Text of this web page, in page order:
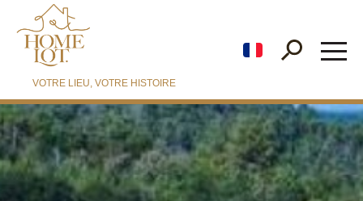
VOTRE LIEU, VOTRE HISTOIRE